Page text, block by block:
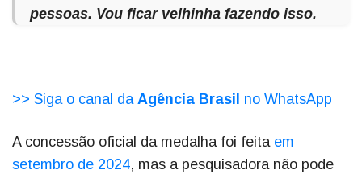
pessoas. Vou ficar velhinha fazendo isso.
>> Siga o canal da Agência Brasil no WhatsApp
A concessão oficial da medalha foi feita em
setembro de 2024, mas a pesquisadora não pode